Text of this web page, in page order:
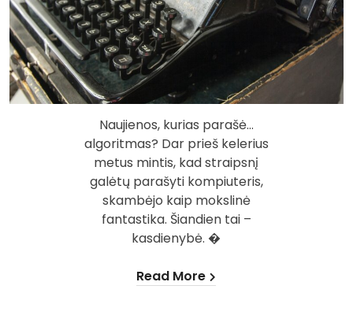
Naujienos, kurias parašė…
algoritmas? Dar prieš kelerius
metus mintis, kad straipsnį
galėtų parašyti kompiuteris,
skambėjo kaip mokslinė
fantastika. Šiandien tai –
kasdienybė. �
Read More